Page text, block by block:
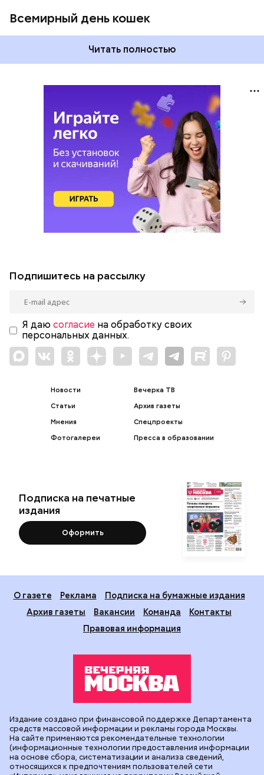
Всемирный день кошек
Читать полностью
Подпишитесь на рассылку
Я даю согласие на обработку своих
персональных данных.
Новости
Статьи
Мнения
Фотогалереи
Вечерка ТВ
Архив газеты
Спецпроекты
Пресса в образовании
Подписка на печатные
издания
Оформить
О газете Реклама
Подписка на бумажные издания
Архив газеты
Вакансии Команда
Контакты
Правовая информация
Издание создано при финансовой поддержке Департамента
средств массовой информации и рекламы города Москвы.
На сайте применяются рекомендательные технологии
(информационные технологии предоставления информации
на основе сбора, систематизации и анализа сведений,
относящихся к предпочтениям пользователей сети